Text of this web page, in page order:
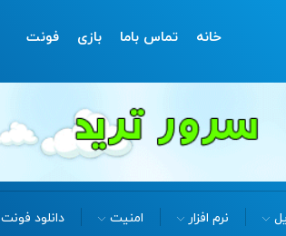
خانه تماس باما بازی فونت
نرم افزار امنیت دانلود فونت